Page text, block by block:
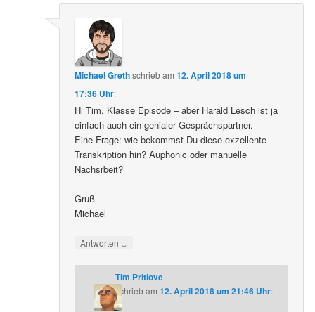
Michael Grethschriebam12. April 2018 um
17:36 Uhr:
Hi Tim, Klasse Episode – aber Harald Lesch ist ja
einfach auch ein genialer Gesprächspartner.
Eine Frage: wie bekommst Du diese exzellente
Transkription hin? Auphonic oder manuelle
Nachsrbeit?
Gruß
Michael
Antworten ↓
Tim Pritlove
schriebam 12. April 2018 um 21:46 Uhr: